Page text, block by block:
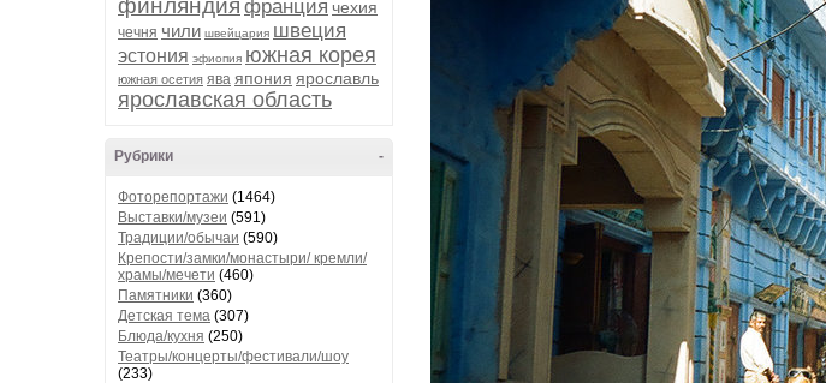
финляндия франция чехия
чечня чили швейцария швеция
эстония эфиопия южная корея
южная осетия ява япония ярославль
ярославская область
-
Рубрики
Фоторепортажи (1464)
Выставки/музеи (591)
Традиции/обычаи (590)
Крепости/замки/монастыри/ кремли/
храмы/мечети (460)
Памятники (360)
Детская тема (307)
Блюда/кухня (250)
Театры/концерты/фестивали/шоу
(233)